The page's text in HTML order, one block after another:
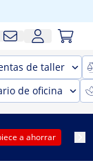
de taller
de oficina
a ahorrar